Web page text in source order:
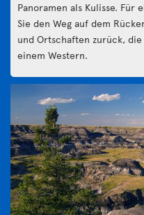
Panoramen als Kulisse. Für
Sie den Weg auf dem
und Ortschaften zurück, die
einem Western.